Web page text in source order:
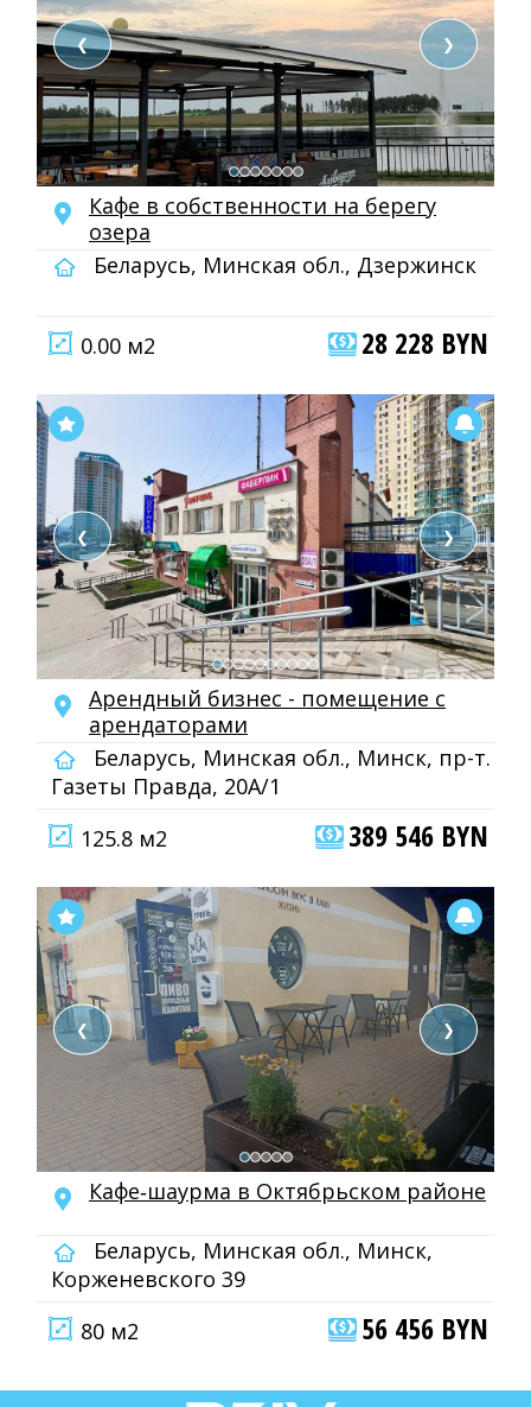
❮ ❯
Кафе в собственности на берегу
озера
Беларусь, Минская обл., Дзержинск
0.00 м2 28 228 BYN
❮ ❯
Арендный бизнес - помещение с
арендаторами
Беларусь, Минская обл., Минск, пр-т.
Газеты Правда, 20А/1
125.8 м2
389 546 BYN
❮ ❯
Кафе‑шаурма в Октябрьском районе
Беларусь, Минская обл., Минск,
Корженевского 39
80 м2
56 456 BYN